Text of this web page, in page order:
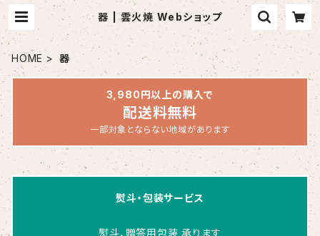
器 | 雲火焼 Webショップ
HOME 器
3,980円以上の購入で
配送料無料
一部対象とならない地域があります
熨斗・包装サービス
熨斗、贈答用包装 承ります